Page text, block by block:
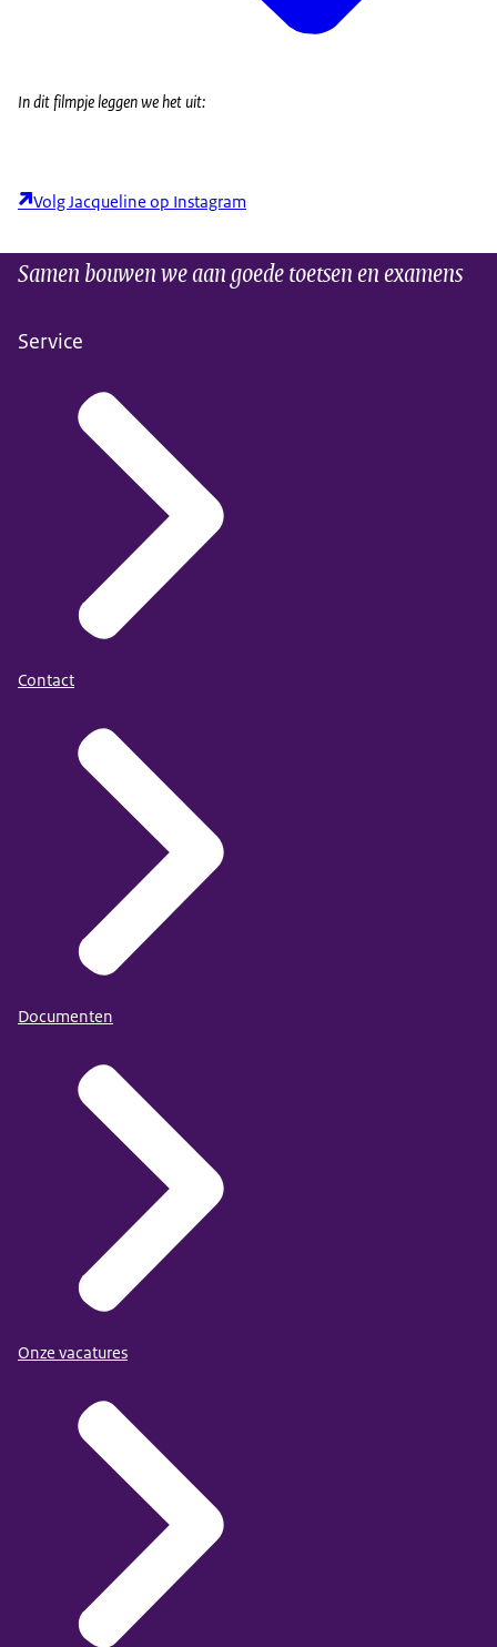
In dit filmpje leggen we het uit:
Volg Jacqueline op Instagram
Samen bouwen we aan goede toetsen en examens
Service
Contact
Documenten
Onze vacatures